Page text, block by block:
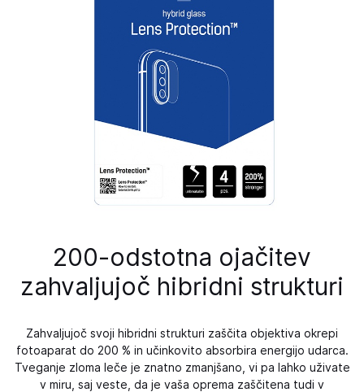
200-odstotna ojačitev
zahvaljujoč hibridni strukturi
Zahvaljujoč svoji hibridni strukturi zaščita objektiva okrepi
fotoaparat do 200 % in učinkovito absorbira energijo udarca.
Tveganje zloma leče je znatno zmanjšano, vi pa lahko uživate
v miru, saj veste, da je vaša oprema zaščitena tudi v